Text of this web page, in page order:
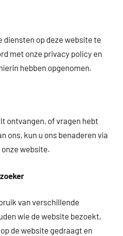
diensten op deze website te
met onze privacy policy en
hebben opgenomen.
ontvangen, of vragen hebt
ons, kun u ons benaderen via
website.
van verschillende
wie de website bezoekt,
de website gedraagt en